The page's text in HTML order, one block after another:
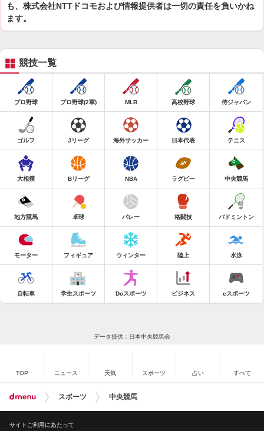
も、株式会社NTTドコモおよび情報提供者は一切の責任を負いかね
ます。
競技一覧
プロ野球 プロ野球(2軍) MLB 高校野球 侍ジャパン
ゴルフ Jリーグ 海外サッカー 日本代表 テニス
大相撲 Bリーグ NBA ラグビー 中央競馬
地方競馬 卓球 バレー 格闘技 バドミントン
モーター フィギュア ウィンター 陸上 水泳
自転車 学生スポーツ Doスポーツ ビジネス eスポーツ
データ提供：日本中央競馬会
TOP ニュース 天気 スポーツ 占い すべて
スポーツ 中央競馬
サイトご利用にあたって